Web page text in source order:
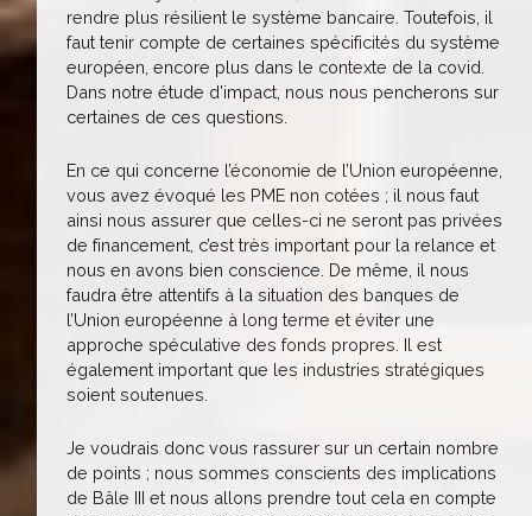
rendre plus résilient le système bancaire. Toutefois, il
faut tenir compte de certaines spécificités du système
européen, encore plus dans le contexte de la covid.
Dans notre étude d’impact, nous nous pencherons sur
certaines de ces questions.
En ce qui concerne l’économie de l’Union européenne,
vous avez évoqué les PME non cotées ; il nous faut
ainsi nous assurer que celles-ci ne seront pas privées
de financement, c’est très important pour la relance et
nous en avons bien conscience. De même, il nous
faudra être attentifs à la situation des banques de
l’Union européenne à long terme et éviter une
approche spéculative des fonds propres. Il est
également important que les industries stratégiques
soient soutenues.
Je voudrais donc vous rassurer sur un certain nombre
de points ; nous sommes conscients des implications
de Bâle III et nous allons prendre tout cela en compte